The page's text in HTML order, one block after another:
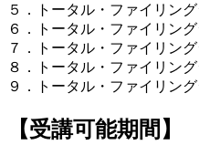
５．トータル・ファイリン
６．トータル・ファイリン
７．トータル・ファイリン
８．トータル・ファイリン
９．トータル・ファイリン
【受講可能期間】